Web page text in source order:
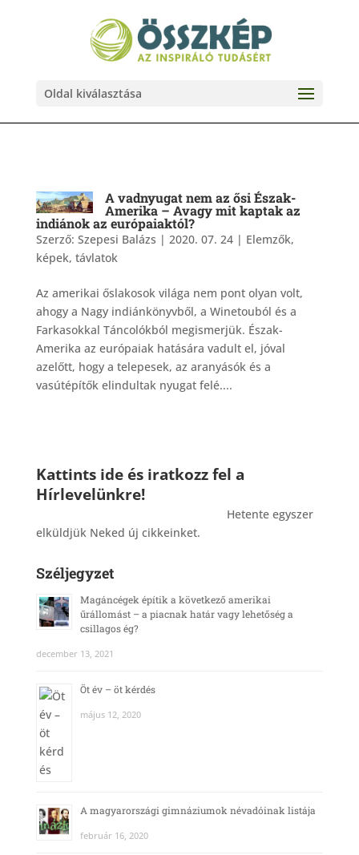
Oldal kiválasztása
A vadnyugat nem az ősi Észak-
Amerika – Avagy mit kaptak az
indiánok az európaiaktól?
Szerző: Szepesi Balázs | 2020. 07. 24| Elemzők,
képek, távlatok
Az amerikai őslakosok világa nem pont olyan volt,
ahogy a Nagy indiánkönyvből, a Winetouból és a
Farkasokkal Táncolókból megismerjük. Észak-
Amerika az európaiak hatására vadult el, jóval
azelőtt, hogy a telepesek, az aranyásók és a
vasútépítők elindultak nyugat felé....
Kattints ide és iratkozz fel a
Hírlevelünkre!
Hetente egyszer
elküldjük Neked új cikkeinket.
Széljegyzet
Magáncégek építik a következő amerikai
űrállomást – a piacnak határ vagy lehetőség a
csillagos ég?
december 13, 2021
Öt év – öt kérdés
május 12, 2020
A magyarországi gimnáziumok névadóinak listája
február 16, 2020